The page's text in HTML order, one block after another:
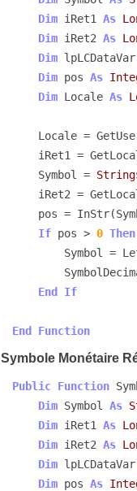
Dim iRet1 As
Dim iRet2 As
Dim lpLCDataVar
Dim pos As
Dim Locale As
iRet1 =
    Symbol =
String
pos =
If pos > 0 Then
End If
End Function
Symbole Monétaire
Public Function
Dim Symbol As
Dim iRet1 As
Dim iRet2 As
Dim lpLCDataVar
Dim pos As